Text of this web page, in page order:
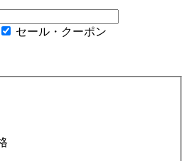
セール・クーポン